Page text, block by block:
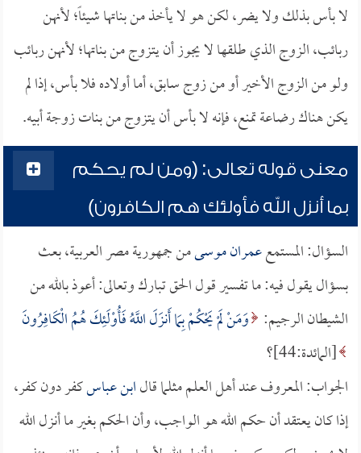
لا بأس بذلك ولا يضر، لكن هو لا يأخذ من بناتها شيئاً؛ لأنهن
ربائب، الزوج الذي طلقها لا يجوز أن يتزوج من بناتها؛ لأنهن ربائب
ولو من الزوج الأخير أو من زوج سابق، أما أولاده فلا بأس، إذا لم
يكن هناك رضاعة تمنع، فإنه لا بأس أن يتزوج من بنات زوجة أبيه.
معنى قوله تعالى: (ومن لم يحكم
بما أنزل الله فأولئك هم الكافرون)
السؤال: المستمععمران موسىمن جمهورية مصر العربية، بعث
بسؤال يقول فيه: ما تفسير قول الحق تبارك وتعالى: أعوذ بالله من
الشيطان الرجيم: وَمَنْ لَمْ يَحْكُمْ بِمَا أَنزَلَ اللَّهُ فَأُوْلَئِكَ هُمُ الْكَافِرُونَ
[المائدة:44]؟
الجواب: المعروف عند أهل العلم مثلما قالابن عباسكفر دون كفر،
إذا كان يعتقد أن حكم الله هو الواجب، وأن الحكم بغير ما أنزل الله